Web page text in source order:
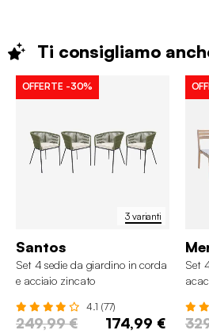
Ti consigliamo
3 varianti
OFFERTE -30%
Santos
Set 4 sedie da giardino in corda
e acciaio zincato
4.1 (77)
249,99 € 174,99 €
Set